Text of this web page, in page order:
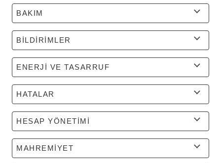
BAKIM
BİLDİRİMLER
ENERJİ VE TASARRUF
HATALAR
HESAP YÖNETİMİ
MAHREMİYET